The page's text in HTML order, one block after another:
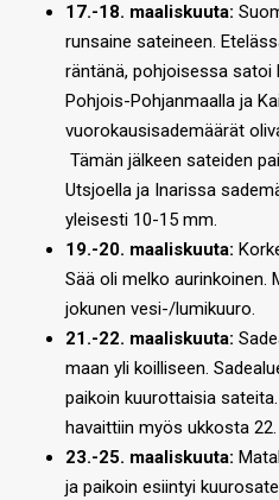
17.-18. maaliskuuta:
runsaine sateineen.
räntänä, pohjoisessa satoi
Pohjois-Pohjanmaalla ja
vuorokausisademäärät
Tämän jälkeen sateiden
Utsjoella ja Inarissa
yleisesti 10-15 mm.
19.-20. maaliskuuta:
Sää oli melko aurinkoinen.
jokunen vesi-/lumikuuro.
21.-22. maaliskuuta:
maan yli koilliseen.
paikoin kuurottaisia
havaittiin myös ukkosta
23.-25. maaliskuuta:
ja paikoin esiintyi